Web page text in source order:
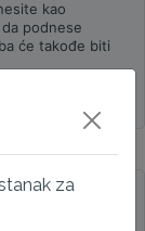
kao
podnese
će takođe biti
za